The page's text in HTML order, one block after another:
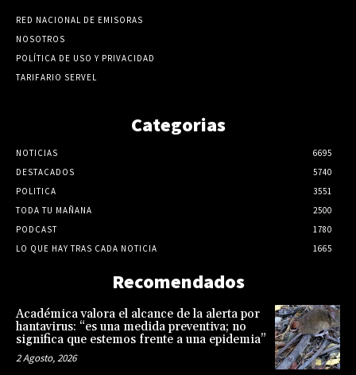
RED NACIONAL DE EMISORAS
NOSOTROS
POLÍTICA DE USO Y PRIVACIDAD
TARIFARIO SERVEL
Categorias
NOTICIAS
6695
DESTACADOS
5740
POLITICA
3551
TODA TU MAÑANA
2500
PODCAST
1780
LO QUE HAY TRAS CADA NOTICIA
1665
Recomendados
Académica valora el alcance de la alerta por
hantavirus: “es una medida preventiva; no
significa que estemos frente a una epidemia”
2 Agosto, 2026